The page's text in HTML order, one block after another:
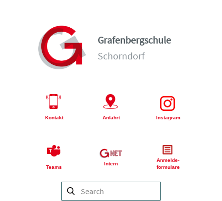
Grafenbergschule
Schorndorf
Kontakt Anfahrt Instagram
Teams
Intern
Anmelde-
formulare